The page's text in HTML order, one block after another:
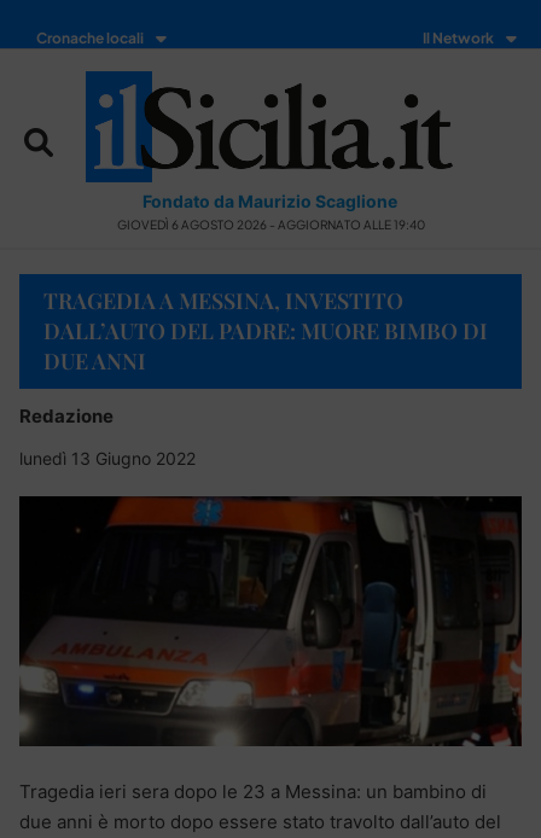
Cronache locali Il Network
Fondato da Maurizio Scaglione
GIOVEDÌ 6 AGOSTO 2026 - AGGIORNATO ALLE 19:40
TRAGEDIA A MESSINA, INVESTITO
DALL’AUTO DEL PADRE: MUORE BIMBO DI
DUE ANNI
Redazione
lunedì 13 Giugno 2022
Tragedia ieri sera dopo le 23 a Messina: un bambino di
due anni è morto dopo essere stato travolto dall’auto del